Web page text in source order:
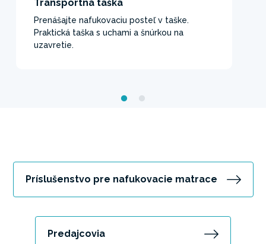
Transportná taška
Prenášajte nafukovaciu posteľ v taške.
Praktická taška s uchami a šnúrkou na
uzavretie.
Príslušenstvo pre nafukovacie matrace
Predajcovia